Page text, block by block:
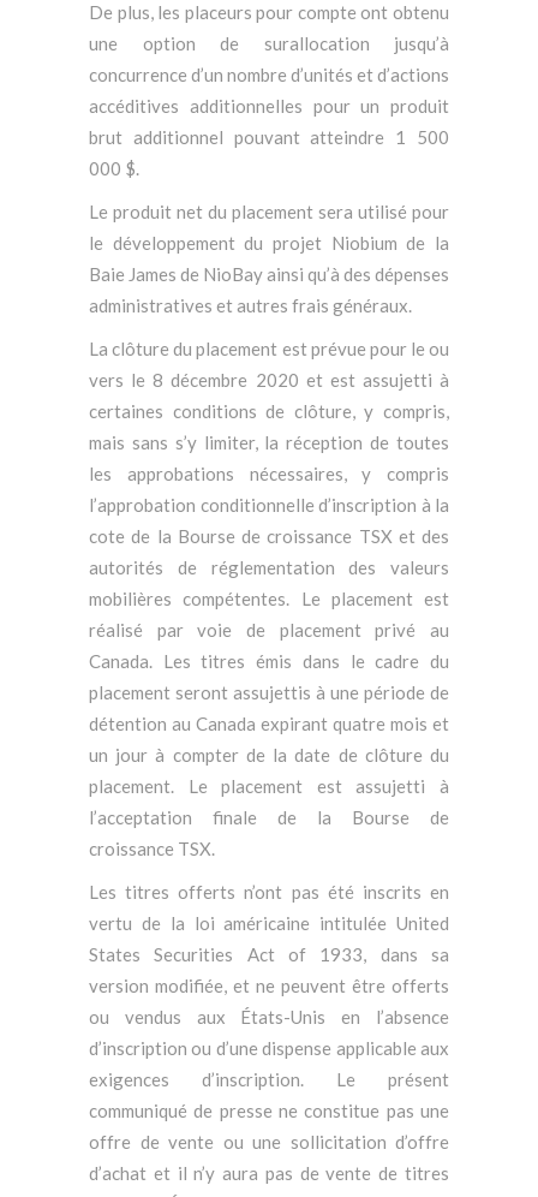
De plus, les placeurs pour compte ont obtenu
une option de surallocation jusqu’à
concurrence d’un nombre d’unités et d’actions
accéditives additionnelles pour un produit
brut additionnel pouvant atteindre 1 500
000 $.
Le produit net du placement sera utilisé pour
le développement du projet Niobium de la
Baie James de NioBay ainsi qu’à des dépenses
administratives et autres frais généraux.
La clôture du placement est prévue pour le ou
vers le 8 décembre 2020 et est assujetti à
certaines conditions de clôture, y compris,
mais sans s’y limiter, la réception de toutes
les approbations nécessaires, y compris
l’approbation conditionnelle d’inscription à la
cote de la Bourse de croissance TSX et des
autorités de réglementation des valeurs
mobilières compétentes. Le placement est
réalisé par voie de placement privé au
Canada. Les titres émis dans le cadre du
placement seront assujettis à une période de
détention au Canada expirant quatre mois et
un jour à compter de la date de clôture du
placement. Le placement est assujetti à
l’acceptation finale de la Bourse de
croissance TSX.
Les titres offerts n’ont pas été inscrits en
vertu de la loi américaine intitulée United
States Securities Act of 1933, dans sa
version modifiée, et ne peuvent être offerts
ou vendus aux États-Unis en l’absence
d’inscription ou d’une dispense applicable aux
exigences d’inscription. Le présent
communiqué de presse ne constitue pas une
offre de vente ou une sollicitation d’offre
d’achat et il n’y aura pas de vente de titres